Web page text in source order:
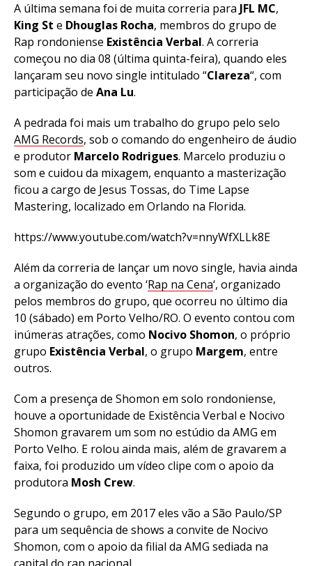
A última semana foi de muita correria para JFL MC,
King St e Dhouglas Rocha, membros do grupo de
Rap rondoniense Existência Verbal. A correria
começou no dia 08 (última quinta-feira), quando eles
lançaram seu novo single intitulado “Clareza“, com
participação de Ana Lu.
A pedrada foi mais um trabalho do grupo pelo selo
AMG Records, sob o comando do engenheiro de áudio
e produtor Marcelo Rodrigues. Marcelo produziu o
som e cuidou da mixagem, enquanto a masterização
ficou a cargo de Jesus Tossas, do Time Lapse
Mastering, localizado em Orlando na Florida.
https://www.youtube.com/watch?v=nnyWfXLLk8E
Além da correria de lançar um novo single, havia ainda
a organização do evento ‘Rap na Cena‘, organizado
pelos membros do grupo, que ocorreu no último dia
10 (sábado) em Porto Velho/RO. O evento contou com
inúmeras atrações, como Nocivo Shomon, o próprio
grupo Existência Verbal, o grupo Margem, entre
outros.
Com a presença de Shomon em solo rondoniense,
houve a oportunidade de Existência Verbal e Nocivo
Shomon gravarem um som no estúdio da AMG em
Porto Velho. E rolou ainda mais, além de gravarem a
faixa, foi produzido um vídeo clipe com o apoio da
produtora Mosh Crew.
Segundo o grupo, em 2017 eles vão a São Paulo/SP
para um sequência de shows a convite de Nocivo
Shomon, com o apoio da filial da AMG sediada na